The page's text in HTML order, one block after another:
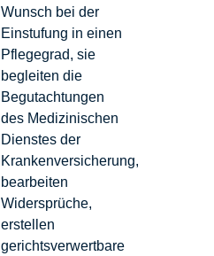
Wunsch bei der
Einstufung in einen
Pflegegrad, sie
begleiten die
Begutachtungen
des Medizinischen
Dienstes der
Krankenversicherung,
bearbeiten
Widersprüche,
erstellen
gerichtsverwertbare